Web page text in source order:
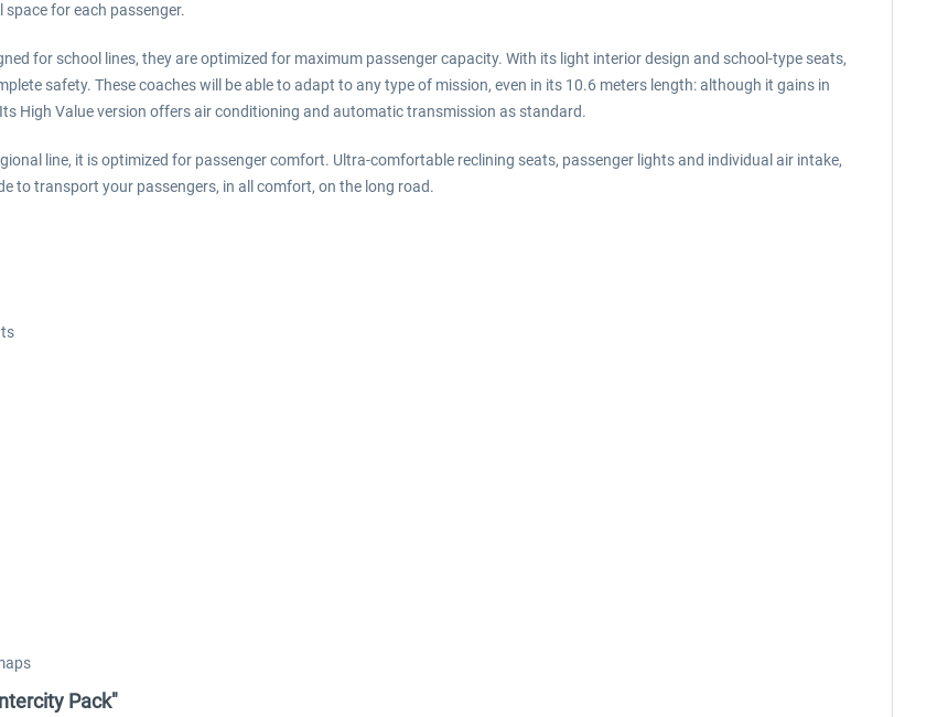
for each passenger.
for school lines, they are optimized for maximum passenger capacity. With its light interior design and school-type seats,
safety. These coaches will be able to adapt to any type of mission, even in its 10.6 meters length: although it gains in
High Value version offers air conditioning and automatic transmission as standard.
line, it is optimized for passenger comfort. Ultra-comfortable reclining seats, passenger lights and individual air intake,
to transport your passengers, in all comfort, on the long road.
Pack"